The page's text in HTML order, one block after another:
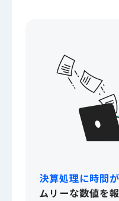
決算処理に時間が
ムリーな数値を